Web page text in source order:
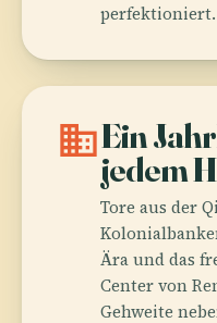
perfektioniert.
domainEin
jedem
Tore aus der
Ära und das
Center von
Gehweite